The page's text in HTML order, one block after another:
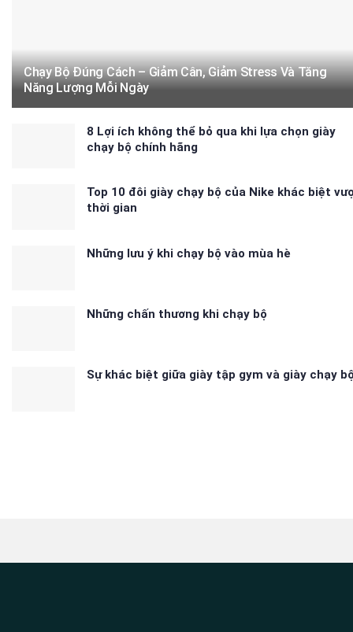
Chạy Bộ Đúng Cách – Giảm Cân, Giảm Stress Và Tăng
Năng Lượng Mỗi Ngày
8 Lợi ích không thể bỏ qua khi lựa chọn giày
chạy bộ chính hãng
Top 10 đôi giày chạy bộ của Nike khác biệt
thời gian
Những lưu ý khi chạy bộ vào mùa hè
Những chấn thương khi chạy bộ
Sự khác biệt giữa giày tập gym và giày chạy